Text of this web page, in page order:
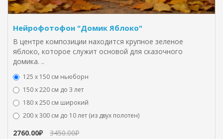
Нейрофотофон "Домик Яблоко"
В центре композиции находится крупное зеленое
яблоко, которое служит основой для сказочного
домика. ..
125 x 150 см ньюборн
150 х 220 см до 3 лет
180 х 250 см широкий
200 х 300 см до 10 лет (из двух полотен)
2760.00₽ 3450.00₽